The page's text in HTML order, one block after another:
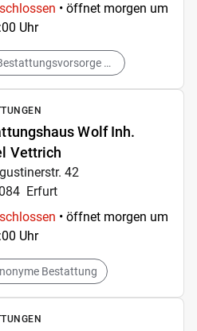
• öffnet morgen um
Uhr
Bestattungsvorsorge verkaufen
Wolf Inh.
Vettrich
42
Erfurt
• öffnet morgen um
Uhr
Bestattung